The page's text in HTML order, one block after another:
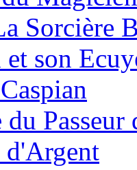
Sorcière
son
du